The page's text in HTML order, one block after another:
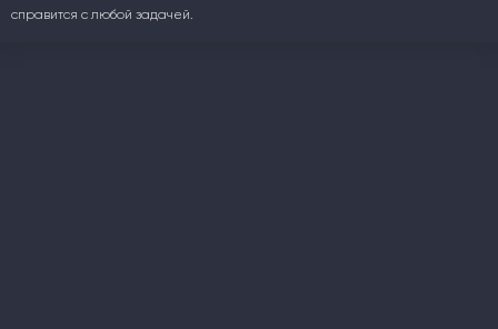
справится с любой задачей.